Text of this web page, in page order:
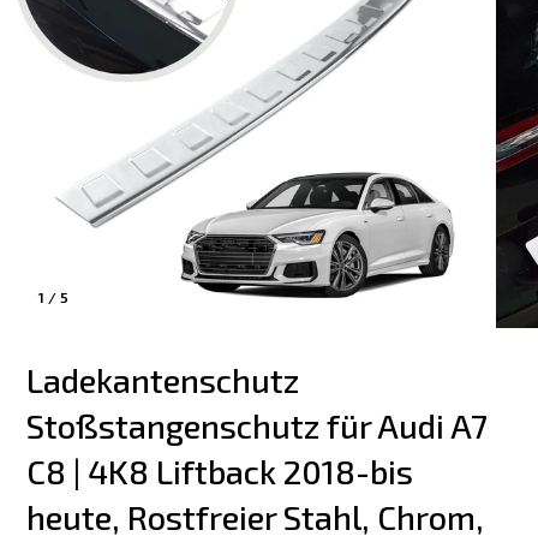
1 / 5
Ladekantenschutz
Stoßstangenschutz für Audi A7
C8 | 4K8 Liftback 2018-bis
heute, Rostfreier Stahl, Chrom,